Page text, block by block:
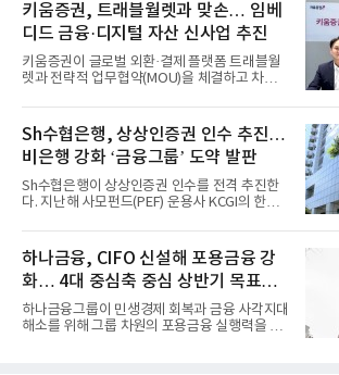
키움증권, 트래블월렛과 맞손… 임베
디드 금융·디지털 자산 신사업 추진
키움증권이 글로벌 외환·결제 플랫폼 트래블월
렛과 전략적 업무협약(MOU)을 체결하고 차세
Sh수협은행, 상상인증권 인수 추진…
비은행 강화 ‘금융그룹’ 도약 발판
Sh수협은행이 상상인증권 인수를 전격 추진한
다. 지난해 사모펀드(PEF) 운용사 KCGI의 한양
하나금융, CIFO 신설해 포용금융 강
화… 4대 중심축 중심 상반기 목표
60% 달성
하나금융그룹이 민생경제 회복과 금융 사각지대
해소를 위해 그룹 차원의 포용금융 실행력을 대